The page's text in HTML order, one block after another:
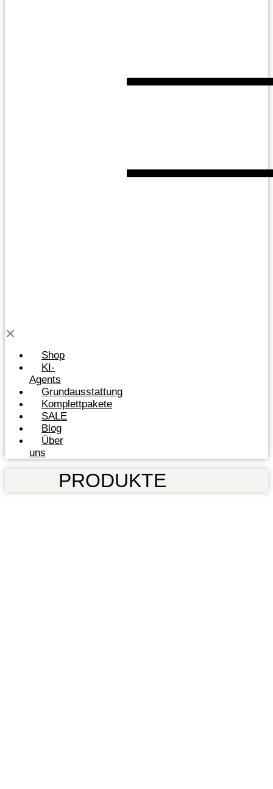
Shop
KI-
Agents
Grundausstattung
Komplettpakete
SALE
Blog
Über
uns
PRODUKTE